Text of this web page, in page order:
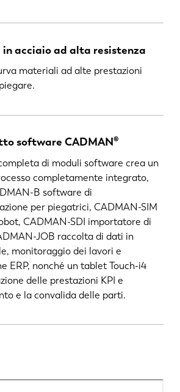
acciaio ad alta resistenza
materiali ad alte prestazioni
software CADMAN®
di moduli software crea un
completamente integrato,
B software di
per piegatrici, CADMAN-SIM
CADMAN-SDI importatore di
JOB raccolta di dati in
monitoraggio dei lavori e
ERP, nonché un tablet Touch-i4
delle prestazioni KPI e
e la convalida delle parti.